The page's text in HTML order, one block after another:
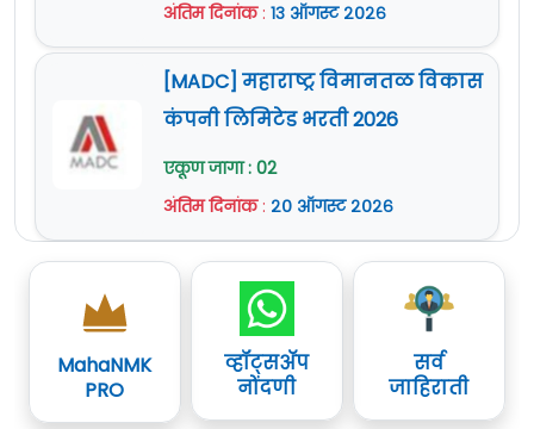
अंतिम दिनांक: १३ ऑगस्ट २०२६
[MADC] महाराष्ट्र विमानतळ विकास
कंपनी लिमिटेड भरती 2026
एकूण जागा : 02
अंतिम दिनांक: २० ऑगस्ट २०२६
MahaNMK
PRO
व्हॉट्सॲप
नोंदणी
सर्व
जाहिराती